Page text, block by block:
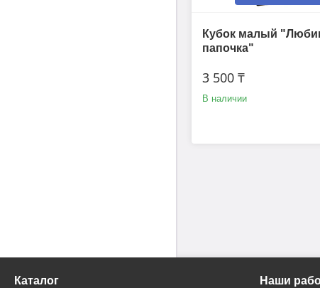
Кубок малый
папочка"
3 500 ₸
В наличии
Каталог Наши